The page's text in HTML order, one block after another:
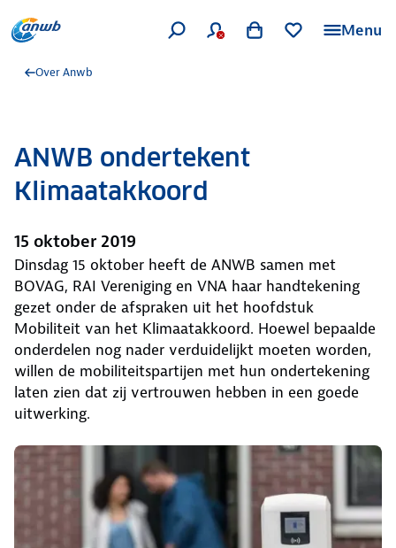
Menu
Over Anwb
ANWB ondertekent
Klimaatakkoord
15 oktober 2019
Dinsdag 15 oktober heeft de ANWB samen met
BOVAG, RAI Vereniging en VNA haar handtekening
gezet onder de afspraken uit het hoofdstuk
Mobiliteit van het Klimaatakkoord. Hoewel bepaalde
onderdelen nog nader verduidelijkt moeten worden,
willen de mobiliteitspartijen met hun ondertekening
laten zien dat zij vertrouwen hebben in een goede
uitwerking.